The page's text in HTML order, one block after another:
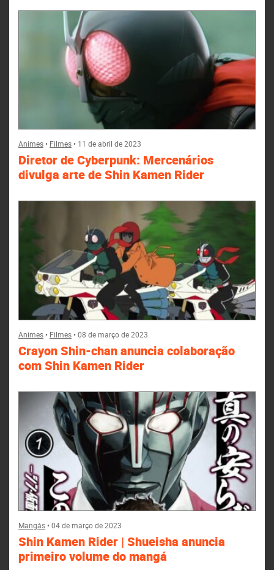
Animes• Filmes• 11 de abril de 2023
Diretor de Cyberpunk: Mercenários
divulga arte de Shin Kamen Rider
Animes• Filmes•08 de março de 2023
Crayon Shin-chan anuncia colaboração
com Shin Kamen Rider
Mangás•04 de março de 2023
Shin Kamen Rider | Shueisha anuncia
primeiro volume do mangá